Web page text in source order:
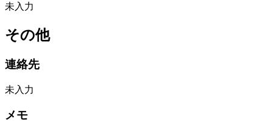
未入力
その他
連絡先
未入力
メモ